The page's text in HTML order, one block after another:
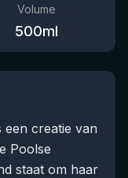
Volume
500ml
een creatie van
Poolse
staat om haar